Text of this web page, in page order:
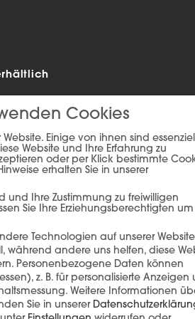
den Inhalt von player.flipsnack.com
Inhalt laden
Cookies
Einige von ihnen sind
Website und Ihre Erfahrung zu
oder per Klick bestimmte
erhalten Sie in unserer
und Ihre Zustimmung zu freiwilligen
Sie Ihre Erziehungsberechtigten um
Technologien auf unserer
während andere uns helfen, diese
Personenbezogene Daten können
z. B. für personalisierte Anzeigen
Weitere Informationen
Sie in unserer